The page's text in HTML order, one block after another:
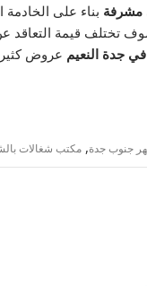
مشرفة بناء على الخادمة
تختلف قيمة التعاقد
جدة النعيم عروض
جنوب جدة, مكتب شغالات